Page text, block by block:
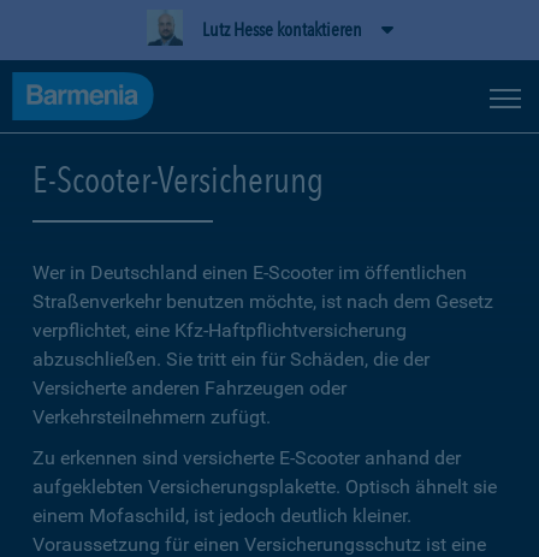
Lutz Hesse kontaktieren
E-Scooter-Versicherung
Wer in Deutschland einen E-Scooter im öffentlichen
Straßenverkehr benutzen möchte, ist nach dem Gesetz
verpflichtet, eine Kfz-Haftpflichtversicherung
abzuschließen. Sie tritt ein für Schäden, die der
Versicherte anderen Fahrzeugen oder
Verkehrsteilnehmern zufügt.
Zu erkennen sind versicherte E-Scooter anhand der
aufgeklebten Versicherungsplakette. Optisch ähnelt sie
einem Mofaschild, ist jedoch deutlich kleiner.
Voraussetzung für einen Versicherungsschutz ist eine